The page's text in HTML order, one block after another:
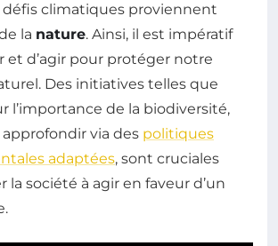
défis climatiques proviennent
la nature. Ainsi, il est impératif
et d’agir pour protéger notre
Des initiatives telles que
l’importance de la biodiversité,
via des politiques
adaptées, sont cruciales
la société à agir en faveur d’un